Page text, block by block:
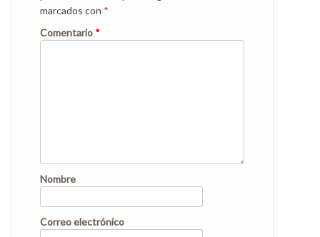
marcados con *
Comentario *
Nombre
Correo electrónico